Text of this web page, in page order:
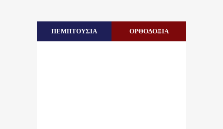
ΠΕΜΠΤΟΥΣΙΑ ΟΡΘΟΔΟΞΙΑ